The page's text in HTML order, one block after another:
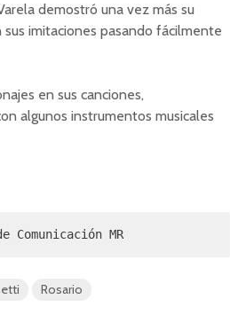
demostró una vez más su
imitaciones pasando fácilmente
en sus canciones,
algunos instrumentos musicales
Comunicación MR
Rosario